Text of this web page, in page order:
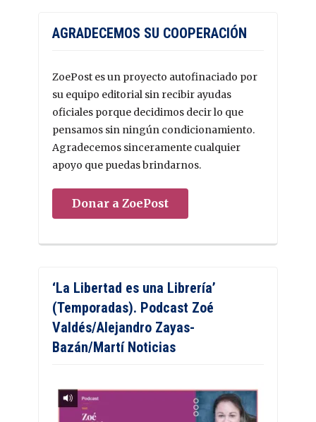
AGRADECEMOS SU COOPERACIÓN
ZoePost es un proyecto autofinaciado por
su equipo editorial sin recibir ayudas
oficiales porque decidimos decir lo que
pensamos sin ningún condicionamiento.
Agradecemos sinceramente cualquier
apoyo que puedas brindarnos.
Donar a ZoePost
‘La Libertad es una Librería’
(Temporadas). Podcast Zoé
Valdés/Alejandro Zayas-
Bazán/Martí Noticias